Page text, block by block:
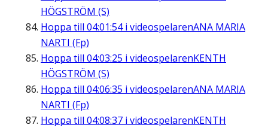
HÖGSTRÖM (S)
Hoppa till 04:01:54i videospelarenANA MARIA
NARTI (Fp)
Hoppa till 04:03:25 i videospelarenKENTH
HÖGSTRÖM (S)
Hoppa till 04:06:35 i videospelarenANA MARIA
NARTI (Fp)
Hoppa till 04:08:37 i videospelarenKENTH